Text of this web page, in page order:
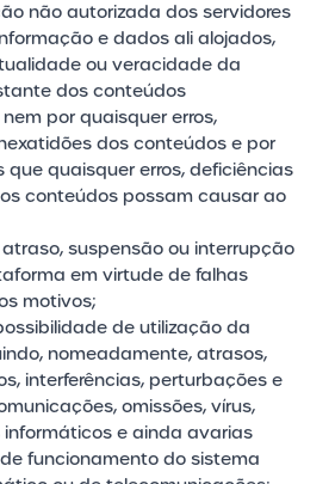
não autorizada dos servidores
e dados ali alojados,
ou veracidade da
dos conteúdos
por quaisquer erros,
dos conteúdos e por
que quaisquer erros, deficiências
conteúdos possam causar ao
suspensão ou interrupção
em virtude de falhas
motivos;
de utilização da
nomeadamente, atrasos,
interferências, perturbações e
omissões, vírus,
informáticos e ainda avarias
funcionamento do sistema